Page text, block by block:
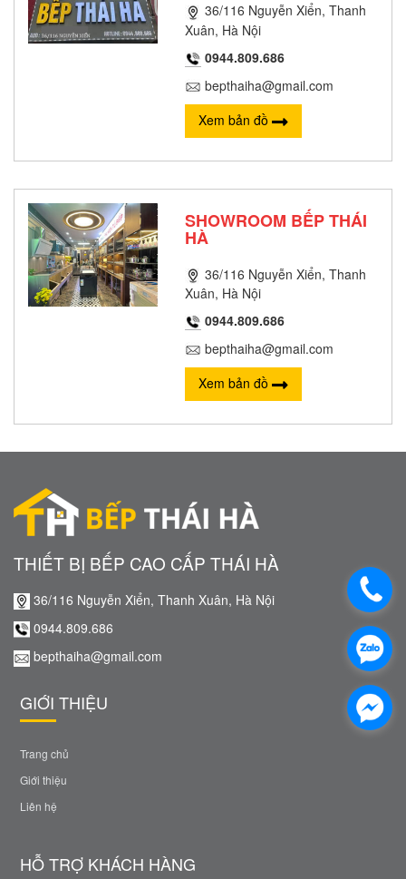
36/116 Nguyễn Xiển, Thanh
Xuân, Hà Nội
0944.809.686
bepthaiha@gmail.com
Xem bản đồ
SHOWROOM BẾP THÁI
HÀ
36/116 Nguyễn Xiển, Thanh
Xuân, Hà Nội
0944.809.686
bepthaiha@gmail.com
Xem bản đồ
THIẾT BỊ BẾP CAO CẤP THÁI HÀ
36/116 Nguyễn Xiển, Thanh Xuân, Hà Nội
0944.809.686
bepthaiha@gmail.com
GIỚI THIỆU
Trang chủ
Giới thiệu
Liên hệ
HỖ TRỢ KHÁCH HÀNG